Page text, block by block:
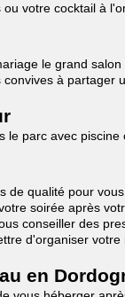
votre cocktail à
le grand
à partager
le parc avec
de qualité pour
soirée après
conseiller des
d'organiser
en